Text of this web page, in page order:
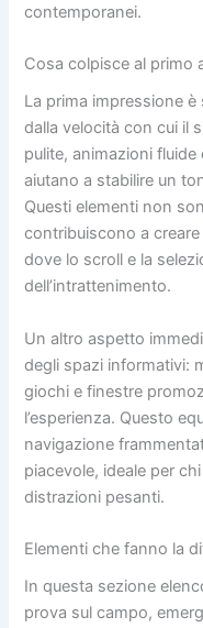
contemporanei.
Cosa colpisce al primo
La prima impressione
dalla velocità con cui il
pulite, animazioni
aiutano a stabilire un
Questi elementi non
contribuiscono a
dove lo scroll e la
dell’intrattenimento.
Un altro aspetto
degli spazi informativi:
giochi e finestre
l’esperienza. Questo
navigazione
piacevole, ideale per
distrazioni pesanti.
Elementi che fanno la
In questa sezione
prova sul campo,